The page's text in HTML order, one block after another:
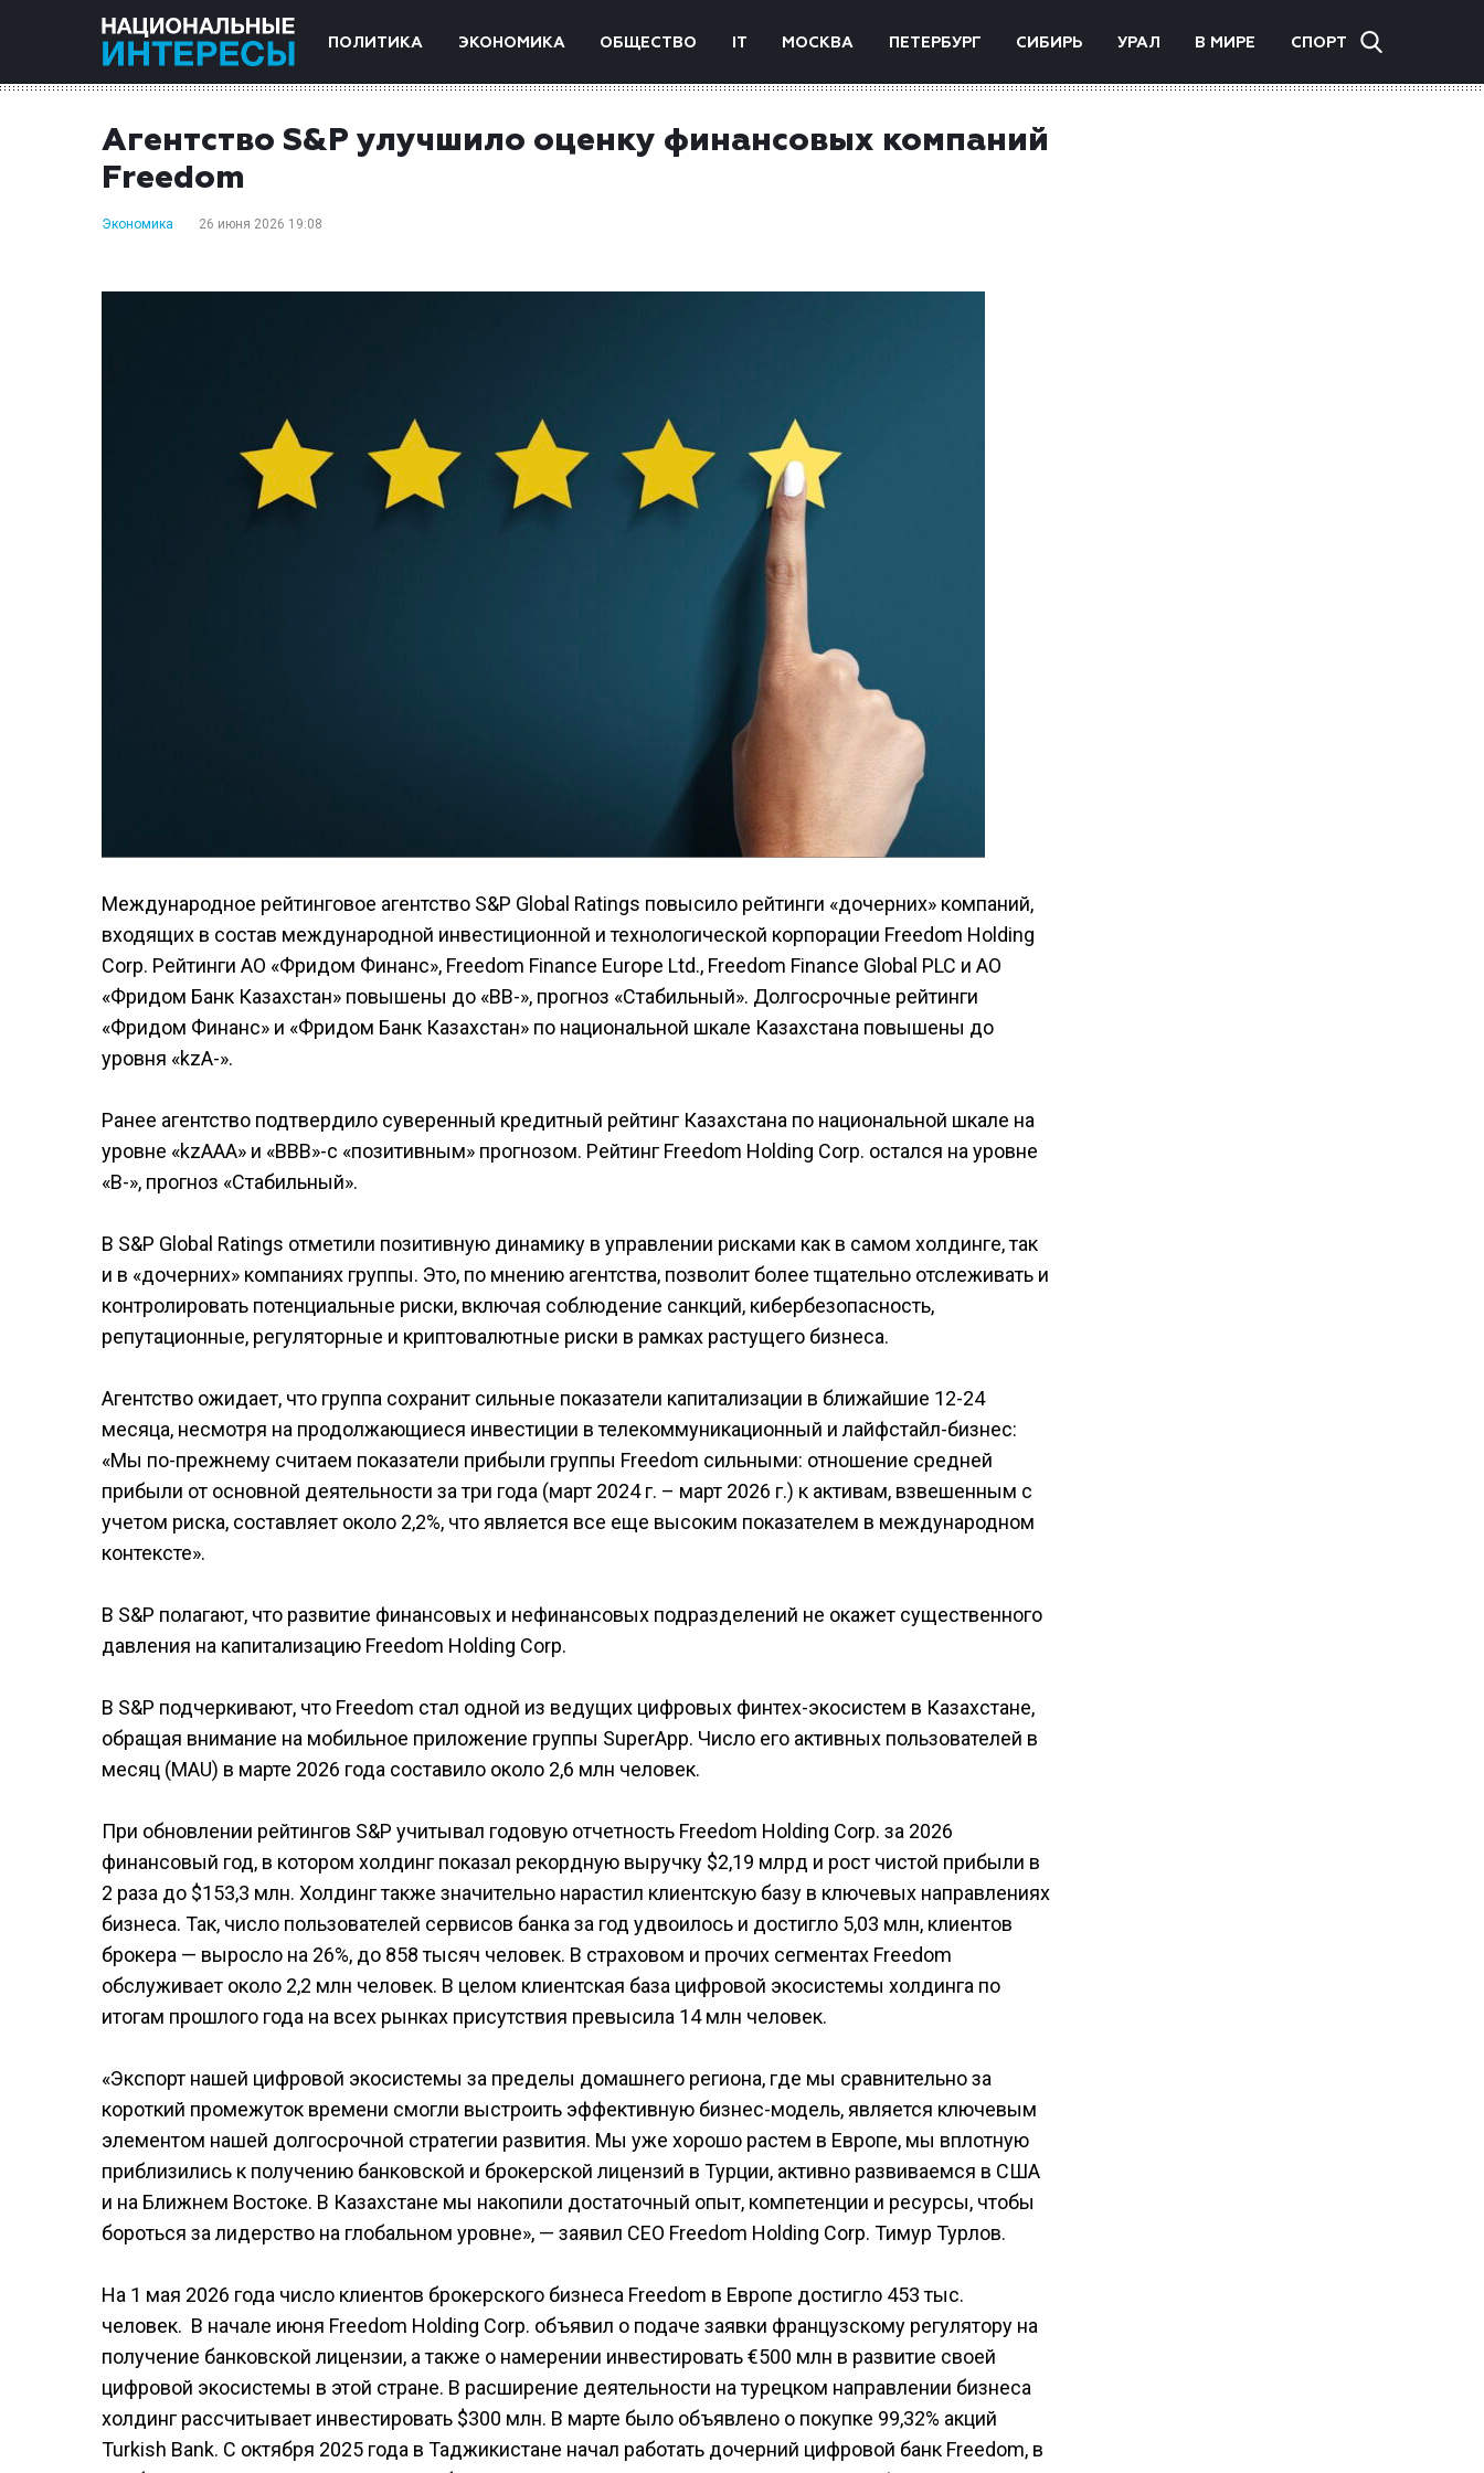
ПОЛИТИКА ЭКОНОМИКА ОБЩЕСТВО IT МОСКВА ПЕТЕРБУРГ СИБИРЬ УРАЛ В МИРЕ СПОРТ
Агентство S&P улучшило оценку финансовых компаний
Freedom
Экономика 26 июня 2026 19:08
Международное рейтинговое агентство S&P Global Ratings повысило рейтинги «дочерних» компаний,
входящих в состав международной инвестиционной и технологической корпорации Freedom Holding
Corp. Рейтинги АО «Фридом Финанс», Freedom Finance Еurope Ltd., Freedom Finance Global PLC и АО
«Фридом Банк Казахстан» повышены до «BB-», прогноз «Стабильный». Долгосрочные рейтинги
«Фридом Финанс» и «Фридом Банк Казахстан» по национальной шкале Казахстана повышены до
уровня «kzA-».
Ранее агентство подтвердило суверенный кредитный рейтинг Казахстана по национальной шкале на
уровне «kzAAA» и «BBB»-с «позитивным» прогнозом. Рейтинг Freedom Holding Corp. остался на уровне
«В-», прогноз «Стабильный».
В S&P Global Ratings отметили позитивную динамику в управлении рисками как в самом холдинге, так
и в «дочерних» компаниях группы. Это, по мнению агентства, позволит более тщательно отслеживать и
контролировать потенциальные риски, включая соблюдение санкций, кибербезопасность,
репутационные, регуляторные и криптовалютные риски в рамках растущего бизнеса.
Агентство ожидает, что группа сохранит сильные показатели капитализации в ближайшие 12-24
месяца, несмотря на продолжающиеся инвестиции в телекоммуникационный и лайфстайл-бизнес:
«Мы по-прежнему считаем показатели прибыли группы Freedom сильными: отношение средней
прибыли от основной деятельности за три года (март 2024 г. – март 2026 г.) к активам, взвешенным с
учетом риска, составляет около 2,2%, что является все еще высоким показателем в международном
контексте».
В S&P полагают, что развитие финансовых и нефинансовых подразделений не окажет существенного
давления на капитализацию Freedom Holding Corp.
В S&P подчеркивают, что Freedom стал одной из ведущих цифровых финтех-экосистем в Казахстане,
обращая внимание на мобильное приложение группы SuperApp. Число его активных пользователей в
месяц (MAU) в марте 2026 года составило около 2,6 млн человек.
При обновлении рейтингов S&P учитывал годовую отчетность Freedom Holding Corp. за 2026
финансовый год, в котором холдинг показал рекордную выручку $2,19 млрд и рост чистой прибыли в
2 раза до $153,3 млн. Холдинг также значительно нарастил клиентскую базу в ключевых направлениях
бизнеса. Так, число пользователей сервисов банка за год удвоилось и достигло 5,03 млн, клиентов
брокера — выросло на 26%, до 858 тысяч человек. В страховом и прочих сегментах Freedom
обслуживает около 2,2 млн человек. В целом клиентская база цифровой экосистемы холдинга по
итогам прошлого года на всех рынках присутствия превысила 14 млн человек.
«Экспорт нашей цифровой экосистемы за пределы домашнего региона, где мы сравнительно за
короткий промежуток времени смогли выстроить эффективную бизнес-модель, является ключевым
элементом нашей долгосрочной стратегии развития. Мы уже хорошо растем в Европе, мы вплотную
приблизились к получению банковской и брокерской лицензий в Турции, активно развиваемся в США
и на Ближнем Востоке. В Казахстане мы накопили достаточный опыт, компетенции и ресурсы, чтобы
бороться за лидерство на глобальном уровне», — заявил СЕО Freedom Holding Corp. Тимур Турлов.
На 1 мая 2026 года число клиентов брокерского бизнеса Freedom в Европе достигло 453 тыс.
человек. В начале июня Freedom Holding Corp. объявил о подаче заявки французскому регулятору на
получение банковской лицензии, а также о намерении инвестировать €500 млн в развитие своей
цифровой экосистемы в этой стране. В расширение деятельности на турецком направлении бизнеса
холдинг рассчитывает инвестировать $300 млн. В марте было объявлено о покупке 99,32% акций
Turkish Bank. С октября 2025 года в Таджикистане начал работать дочерний цифровой банк Freedom, в